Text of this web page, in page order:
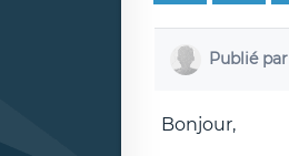
Publié par
Bonjour,